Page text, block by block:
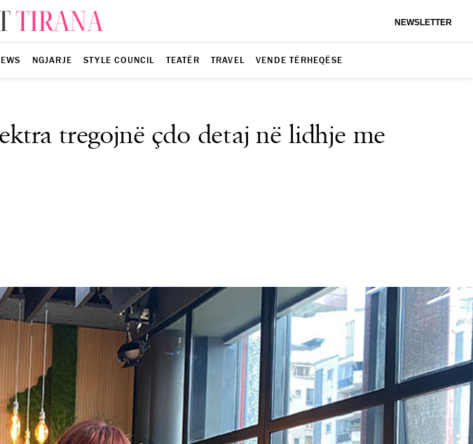
NEWSLETTER
NGJARJE STYLE COUNCIL TEATËR TRAVEL VENDE TËRHEQËSE
tregojnë çdo detaj në lidhje me